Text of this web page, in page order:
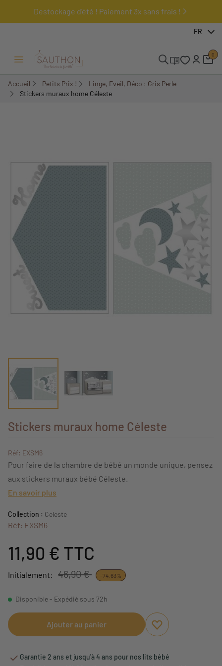
Destockage d'été ! Paiement 3x sans frais !
FR
Ouvrir/Fermer menu
0
Accueil Petits Prix !
Linge, Eveil, Déco : Gris Perle
Stickers muraux home Céleste
-74,63%
Stickers muraux home Céleste
Réf: EXSM6
Pour faire de la chambre de bébé un monde unique, pensez
aux stickers muraux bébé Céleste.
En savoir plus
Collection : Celeste
Réf: EXSM6
11,90 € TTC
Initialement: 46,90 € -74,63%
Disponible - Expédié sous 72h
Ajouter au panier
Ajouter aux favoris
Supprimer des
Garantie 2 ans et jusqu'à 4 ans pour nos lits bébé